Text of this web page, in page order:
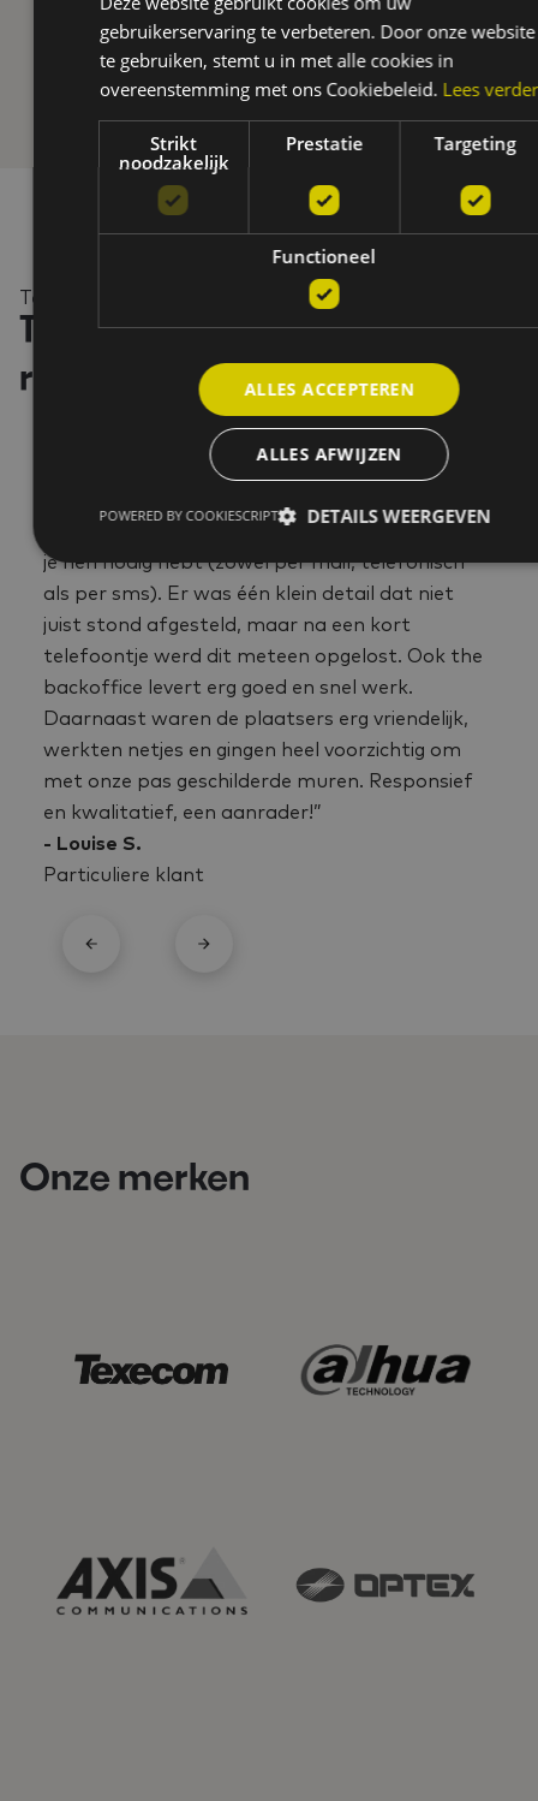
Testimonials
Tevreden klanten, tastbare
resultaten
“Zeer correcte firma, altijd bereikbaar wanneer
je hen nodig hebt (zowel per mail, telefonisch
als per sms). Er was één klein detail dat niet
juist stond afgesteld, maar na een kort
telefoontje werd dit meteen opgelost. Ook the
backoffice levert erg goed en snel werk.
Daarnaast waren de plaatsers erg vriendelijk,
werkten netjes en gingen heel voorzichtig om
met onze pas geschilderde muren. Responsief
en kwalitatief, een aanrader!”
- Louise S.
Particuliere klant
Onze merken
gebruikerservaring te verbeteren. Door onze website
te gebruiken, stemt u in met alle cookies in
overeenstemming met ons Cookiebeleid. Lees verder
Strikt
noodzakelijk
Prestatie Targeting
Functioneel
ALLES ACCEPTEREN
ALLES AFWIJZEN
DETAILS WEERGEVEN
POWERED BY COOKIESCRIPT